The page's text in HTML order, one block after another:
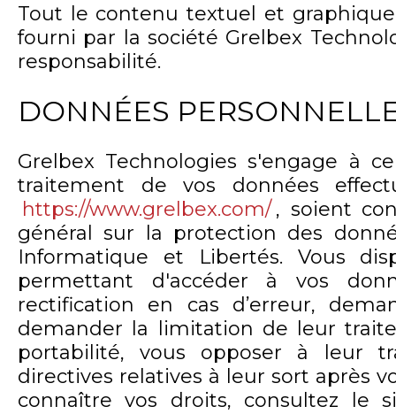
Tout le contenu textuel et
fourni par la société Grelbex
responsabilité.
DONNÉES
Grelbex Technologies s'engage à
traitement de vos données
https://www.grelbex.com/ , soient
général sur la protection des
Informatique et Libertés. Vous
permettant d'accéder à vos
rectification en cas d’erreur,
demander la limitation de leur
portabilité, vous opposer à leur
directives relatives à leur sort après
connaître vos droits, consultez le